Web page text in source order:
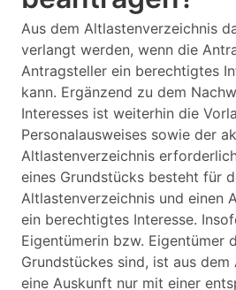
Aus dem Altlastenverzeichnis
verlangt werden, wenn die
Antragsteller ein berechtigtes
kann. Ergänzend zu dem
Interesses ist weiterhin die
Personalausweises sowie der
Altlastenverzeichnis
eines Grundstücks besteht für
Altlastenverzeichnis und einen
ein berechtigtes Interesse.
Eigentümerin bzw. Eigentümer
Grundstückes sind, ist aus
eine Auskunft nur mit einer